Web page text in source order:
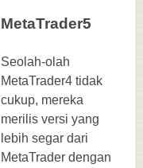
MetaTrader5
Seolah-olah
MetaTrader4 tidak
cukup, mereka
merilis versi yang
lebih segar dari
MetaTrader dengan